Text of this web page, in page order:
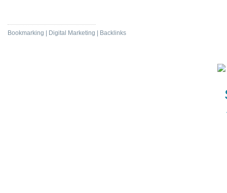
Bookmarking | Digital Marketing | Backlinks